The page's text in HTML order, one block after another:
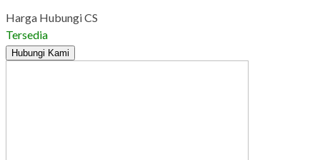
Harga Hubungi CS
Tersedia
Hubungi Kami